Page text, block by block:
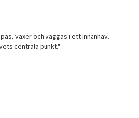
växer och vaggas i ett innanhav.
centrala punkt."